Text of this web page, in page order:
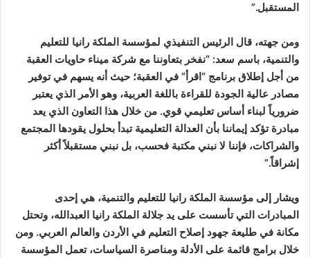
المستقبل.”
ومن جهته، قال الرئيس التنفيذي لمؤسسة الملكة رانيا للتعليم
والتنمية، باسم سعد: “نفخر بتعاوننا مع شركة ميناء حاويات العقبة
من أجل إطلاق برنامج “اقرأ” في العقبة؛ حيث أنه يسهم في توفير
مصادر عالية الجودة للقراءة باللغة العربية، وهو الأمر الذي يعتبر
ضرورياً لبناء أساس تعليمي قوي. من خلال هذا التعاون الذي يعد
مبادرة تؤكد إيماننا بأن العدالة التعليمية تبدأ بحلول يقودها المجتمع
والشراكات، فإننا لا نبني مكتبة فحسب، بل نبني مستقبلاً أكثر
إشراقاً.”
ويشار إلى مؤسسة الملكة رانيا للتعليم والتنمية، هي إحدى
المبادرات التي تأسست على يد جلالة الملكة رانيا العبدالله، وتحتل
مكانة في طليعة جهود إصلاح التعليم في الأردن والعالم العربي. ومن
خلال برامج قائمة على الأدلة ومناصرة السياسات، تعمل المؤسسة